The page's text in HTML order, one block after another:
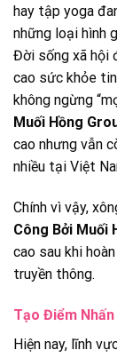
hay tập yoga
những loại hình
Đời sống xã hội
cao sức khỏe
không ngừng
Muối Hồng
cao nhưng vẫn
nhiều tại Việt
Chính vì vậy,
Công Bởi Muối
cao sau khi
truyền thông.
Tạo Điểm Nhấn
Hiện nay, lĩnh